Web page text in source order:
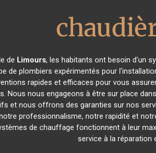
de Limours, les habitants ont besoin d'un
de plombiers expérimentés pour
rapides et efficaces pour vous
Nous nous engageons à être sur place
et nous offrons des garanties sur nos
professionnalisme, notre rapidité et
de chauffage fonctionnent à leur
service à la réparation